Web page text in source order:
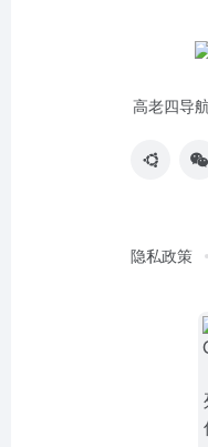
高老四导
隐私政策